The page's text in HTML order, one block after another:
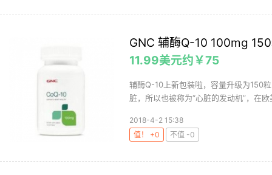
GNC 辅酶Q-10 100mg
11.99美元约￥75
辅酶Q-10上新包装啦，容量升级为150
脏，所以也被称为“心脏的发动机”，在
2018-4-2 15:38
值！ +0
不值 -0